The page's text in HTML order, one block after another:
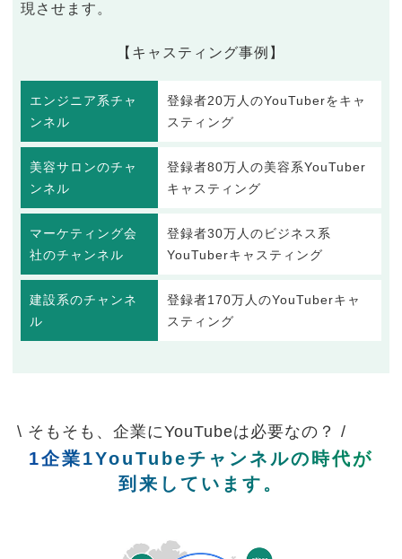
現させます。
【キャスティング事例】
エンジニア系チャ
ンネル
登録者20万人のYouTuberをキャ
スティング
美容サロンのチャ
ンネル
登録者80万人の美容系YouTuber
キャスティング
マーケティング会
社のチャンネル
登録者30万人のビジネス系
YouTuberキャスティング
建設系のチャンネ
ル
登録者170万人のYouTuberキャ
スティング
\ そもそも、企業にYouTubeは必要なの？ /
1企業1YouTubeチャンネルの時代が
到来しています。